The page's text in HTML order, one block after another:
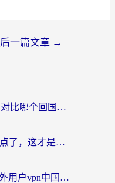
后一篇文章 →
ChickCN VPN和畅游VPN对比哪个回国效果更好？海外党必看的回国加速器选择指南
别再苦苦寻找免费VPN节点了，这才是海外访问国内资源的正确姿势
别再被地区限制卡哭！海外用户vpn中国下载全攻略，无缝刷剧办公社交